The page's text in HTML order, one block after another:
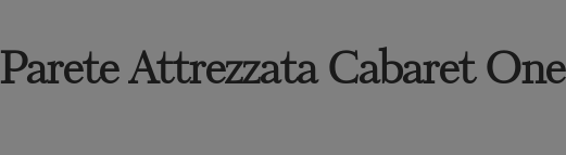
Parete Attrezzata Cabaret